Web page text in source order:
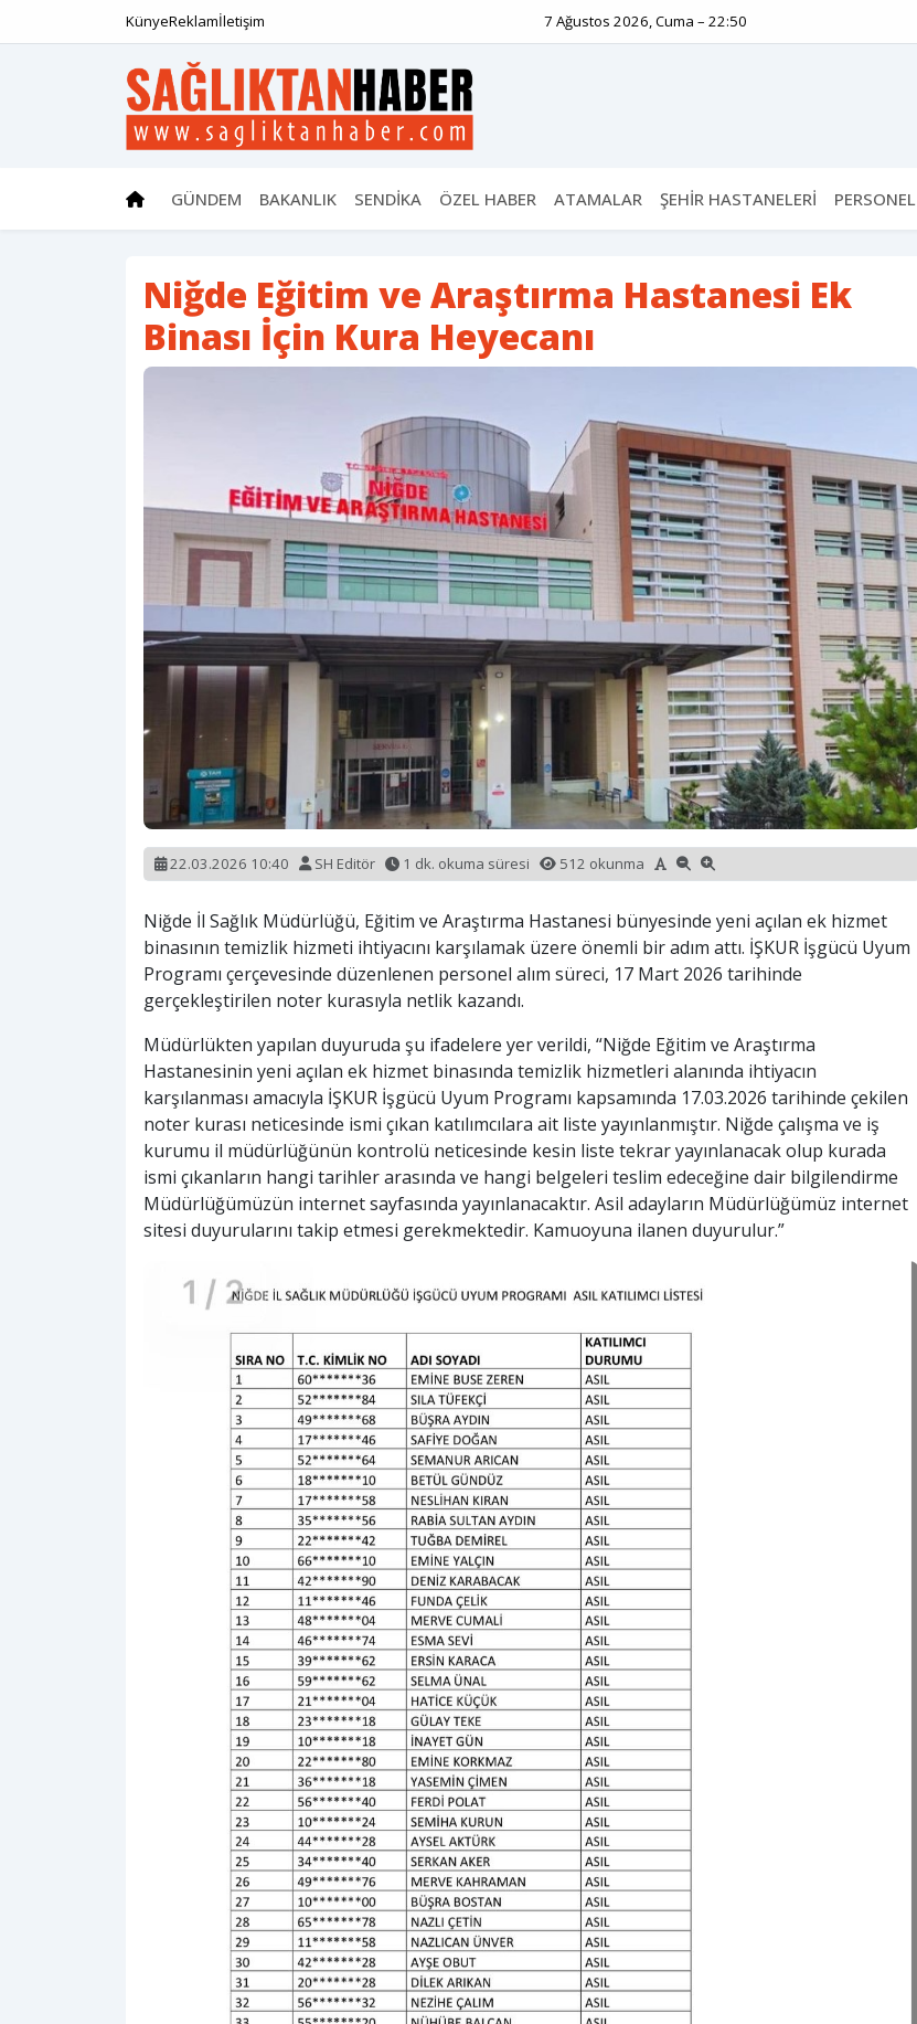
KünyeReklamİletişim 7 Ağustos 2026, Cuma – 22:50
GÜNDEM BAKANLIK SENDİKA ÖZEL HABER ATAMALAR ŞEHİR HASTANELERİ PERSONEL
Niğde Eğitim ve Araştırma Hastanesi Ek
Binası İçin Kura Heyecanı
22.03.2026 10:40 SH Editör 1 dk. okuma süresi 512 okunma
Niğde İl Sağlık Müdürlüğü, Eğitim ve Araştırma Hastanesi bünyesinde yeni açılan ek hizmet
binasının temizlik hizmeti ihtiyacını karşılamak üzere önemli bir adım attı. İŞKUR İşgücü Uyum
Programı çerçevesinde düzenlenen personel alım süreci, 17 Mart 2026 tarihinde
gerçekleştirilen noter kurasıyla netlik kazandı.
Müdürlükten yapılan duyuruda şu ifadelere yer verildi, “Niğde Eğitim ve Araştırma
Hastanesinin yeni açılan ek hizmet binasında temizlik hizmetleri alanında ihtiyacın
karşılanması amacıyla İŞKUR İşgücü Uyum Programı kapsamında 17.03.2026 tarihinde çekilen
noter kurası neticesinde ismi çıkan katılımcılara ait liste yayınlanmıştır. Niğde çalışma ve iş
kurumu il müdürlüğünün kontrolü neticesinde kesin liste tekrar yayınlanacak olup kurada
ismi çıkanların hangi tarihler arasında ve hangi belgeleri teslim edeceğine dair bilgilendirme
Müdürlüğümüzün internet sayfasında yayınlanacaktır. Asil adayların Müdürlüğümüz internet
sitesi duyurularını takip etmesi gerekmektedir. Kamuoyuna ilanen duyurulur.”